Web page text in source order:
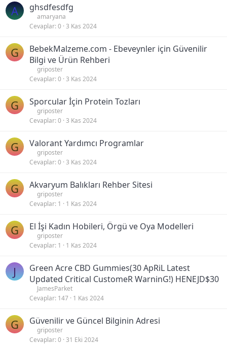
A ghsdfesdfg
amaryana
Cevaplar 0 3 Kas 2024
G
BebekMalzeme.com - Ebeveynler için Güvenilir
Bilgi ve Ürün Rehberi
griposter
Cevaplar 0 3 Kas 2024
G Sporcular İçin Protein Tozları
griposter
Cevaplar 0 3 Kas 2024
G Valorant Yardımcı Programlar
griposter
Cevaplar 0 3 Kas 2024
G Akvaryum Balıkları Rehber Sitesi
griposter
Cevaplar 1 1 Kas 2024
G El İşi Kadın Hobileri, Örgü ve Oya Modelleri
griposter
Cevaplar 1 1 Kas 2024
J
Green Acre CBD Gummies(30 ApRiL Latest
Updated Critical CustomeR WarninG!) HENEJD$30
JamesParket
Cevaplar 147 1 Kas 2024
G Güvenilir ve Güncel Bilginin Adresi
griposter
Cevaplar 0 31 Eki 2024